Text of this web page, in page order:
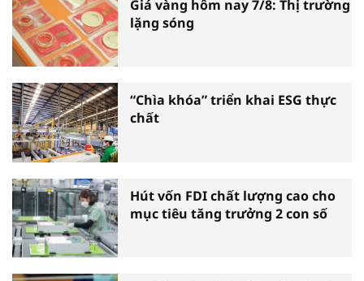
Giá vàng hôm nay 7/8: Thị trường
lặng sóng
“Chìa khóa” triển khai ESG thực
chất
Hút vốn FDI chất lượng cao cho
mục tiêu tăng trưởng 2 con số